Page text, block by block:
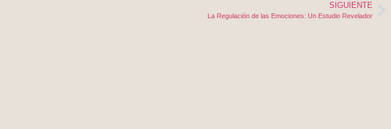
SIGUIENTE
La Regulación de las Emociones: Un Estudio Revelador